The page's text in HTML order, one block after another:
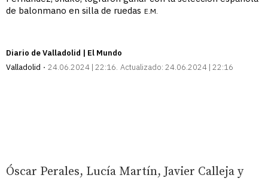
de balonmano en silla de ruedas E.M.
Diario de Valladolid | El Mundo
Valladolid
24.06.2024 | 22:16 Actualizado: 24.06.2024 | 22:16
Óscar Perales, Lucía Martín, Javier Calleja y